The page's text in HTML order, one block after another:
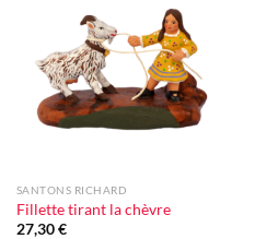
Ajouter
à la liste
d'envie
SANTONS RICHARD
Fillette tirant la chèvre
27,30€